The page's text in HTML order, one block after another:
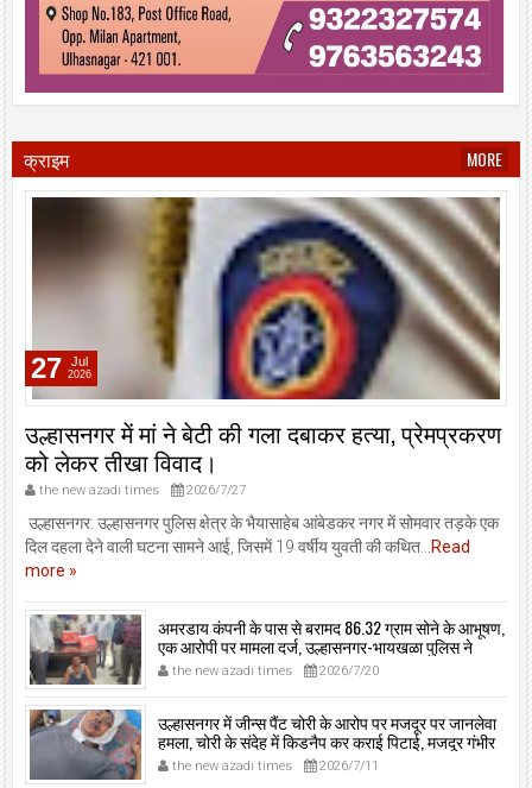
क्राइम MORE
27 Jul
2026
उल्हासनगर में मां ने बेटी की गला दबाकर हत्या, प्रेमप्रकरण
को लेकर तीखा विवाद।
the new azadi times 2026/7/27
उल्हासनगर: उल्हासनगर पुलिस क्षेत्र के भैयासाहेब आंबेडकर नगर में सोमवार तड़के एक
दिल दहला देने वाली घटना सामने आई, जिसमें 19 वर्षीय युवती की कथित...Read
more »
अमरडाय कंपनी के पास से बरामद 86.32 ग्राम सोने के आभूषण,
एक आरोपी पर मामला दर्ज, उल्हासनगर-भायखळा पुलिस ने
घरफोड़ियों के संबंध में एक आरोपी से महत्वपूर्ण पूछताछ के बाद
आरोपी के साथी के ठिकाने से 10,90,261 रुपये मूल्य के सोने के
आभूषण बरामद किए।
the new azadi times 2026/7/20
उल्हासनगर में जीन्स पैंट चोरी के आरोप पर मजदूर पर जानलेवा
हमला, चोरी के संदेह में किडनैप कर कराई पिटाई, मजदूर गंभीर
रूप से जख्मी।
the new azadi times 2026/7/11